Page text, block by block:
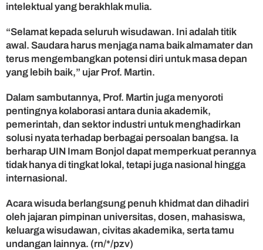
intelektual yang berakhlak mulia.
“Selamat kepada seluruh wisudawan. Ini adalah titik
awal. Saudara harus menjaga nama baik almamater dan
terus mengembangkan potensi diri untuk masa depan
yang lebih baik,” ujar Prof. Martin.
Dalam sambutannya, Prof. Martin juga menyoroti
pentingnya kolaborasi antara dunia akademik,
pemerintah, dan sektor industri untuk menghadirkan
solusi nyata terhadap berbagai persoalan bangsa. Ia
berharap UIN Imam Bonjol dapat memperkuat perannya
tidak hanya di tingkat lokal, tetapi juga nasional hingga
internasional.
Acara wisuda berlangsung penuh khidmat dan dihadiri
oleh jajaran pimpinan universitas, dosen, mahasiswa,
keluarga wisudawan, civitas akademika, serta tamu
undangan lainnya. (rn/*/pzv)